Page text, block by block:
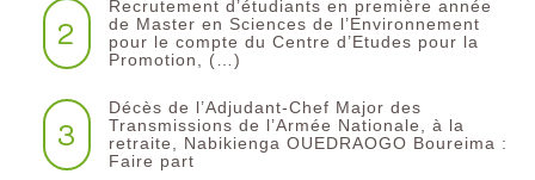
2
Recrutement d’étudiants en première année
de Master en Sciences de l’Environnement
pour le compte du Centre d’Etudes pour la
Promotion, (…)
3
Décès de l’Adjudant-Chef Major des
Transmissions de l’Armée Nationale, à la
retraite, Nabikienga OUEDRAOGO Boureima :
Faire part